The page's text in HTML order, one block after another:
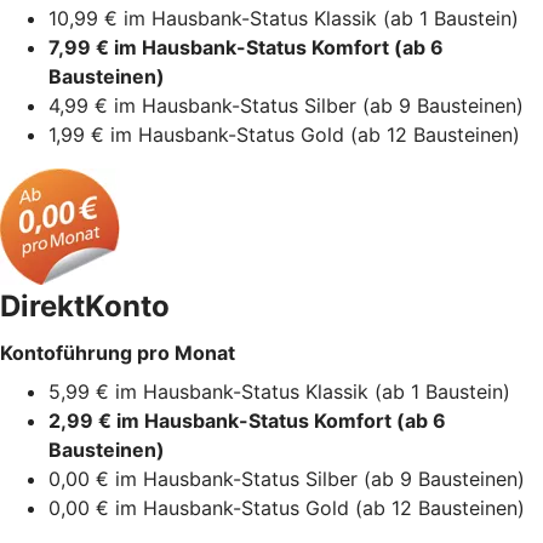
10,99 € im Hausbank-Status Klassik (ab 1 Baustein)
7,99 € im Hausbank-Status Komfort (ab 6
Bausteinen)
4,99 € im Hausbank-Status Silber (ab 9 Bausteinen)
1,99 € im Hausbank-Status Gold (ab 12 Bausteinen)
DirektKonto
Kontoführung pro Monat
5,99 € im Hausbank-Status Klassik (ab 1 Baustein)
2,99 € im Hausbank-Status Komfort (ab 6
Bausteinen)
0,00 € im Hausbank-Status Silber (ab 9 Bausteinen)
0,00 € im Hausbank-Status Gold (ab 12 Bausteinen)